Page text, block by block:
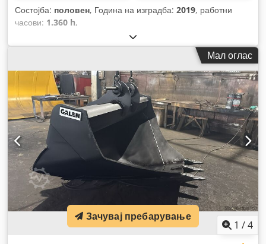
Состојба: половен, Година на изградба: 2019, работни
часови: 1.360 h,
Мал оглас
1 /4
Зачувај пребарување